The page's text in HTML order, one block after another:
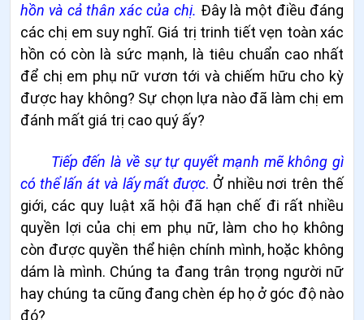
hồn và cả thân xác của chị. Đây là một điều đáng
các chị em suy nghĩ. Giá trị trinh tiết vẹn toàn xác
hồn có còn là sức mạnh, là tiêu chuẩn cao nhất
để chị em phụ nữ vươn tới và chiếm hữu cho kỳ
được hay không? Sự chọn lựa nào đã làm chị em
đánh mất giá trị cao quý ấy?
Tiếp đến là về sự tự quyết mạnh mẽ không gì
có thể lấn át và lấy mất được. Ở nhiều nơi trên thế
giới, các quy luật xã hội đã hạn chế đi rất nhiều
quyền lợi của chị em phụ nữ, làm cho họ không
còn được quyền thể hiện chính mình, hoặc không
dám là mình. Chúng ta đang trân trọng người nữ
hay chúng ta cũng đang chèn ép họ ở góc độ nào
đó?